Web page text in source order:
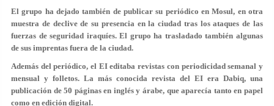
El grupo ha dejado también de publicar su periódico en Mosul, en otra
muestra de declive de su presencia en la ciudad tras los ataques de las
fuerzas de seguridad iraquíes. El grupo ha trasladado también algunas
de sus imprentas fuera de la ciudad.
Además del periódico, el EI editaba revistas con periodicidad semanal y
mensual y folletos. La más conocida revista del EI era Dabiq, una
publicación de 50 páginas en inglés y árabe, que aparecía tanto en papel
como en edición digital.